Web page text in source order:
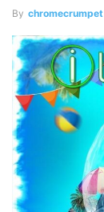
By chromecrumpet